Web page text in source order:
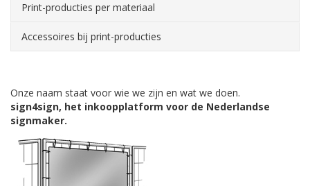
Print-producties per materiaal
Accessoires bij print-producties
Onze naam staat voor wie we zijn en wat we doen.
sign4sign, het inkoopplatform voor de Nederlandse
signmaker.